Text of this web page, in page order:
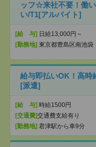
ッフ☆来社不要！働
い/T1[アルバイト]
[給 与] 日給13,000円～
[勤務地] 東京都豊島区南池袋
給与即払いOK！高時
[派遣]
[給 与] 時給1500円
[交通費]交通費支給有り
[勤務地] 君津駅から車9分